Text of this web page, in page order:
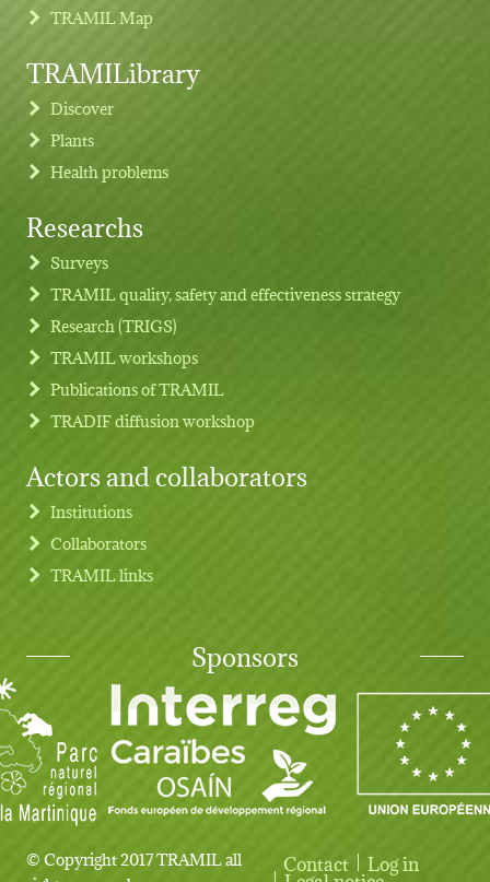
Footer menu
TRAMIL Map
TRAMILibrary
Discover
Plants
Health problems
Researchs
Surveys
TRAMIL quality, safety and effectiveness strategy
Research (TRIGS)
TRAMIL workshops
Publications of TRAMIL
TRADIF diffusion workshop
Actors and collaborators
Institutions
Collaborators
TRAMIL links
Sponsors
© Copyright 2017 TRAMIL all
Contact Log in